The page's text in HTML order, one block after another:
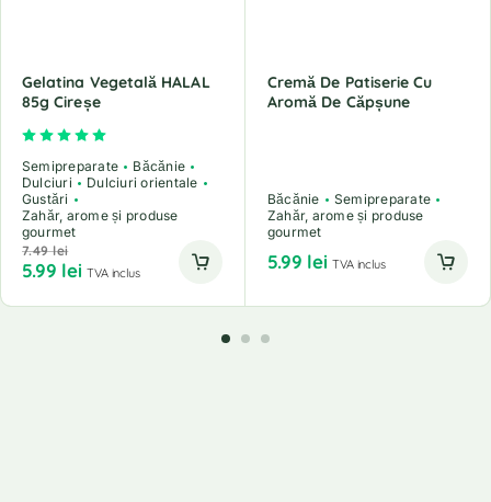
Gelatina Vegetală HALAL
85g Cireșe
Semipreparate
Băcănie
Dulciuri
Dulciuri orientale
Gustări
Zahăr, arome și produse
gourmet
7.49lei
5.99 lei TVA inclus
Cremă De Patiserie Cu
Aromă De Căpșune
Băcănie
Semipreparate
Zahăr, arome și produse
gourmet
5.99 lei TVA inclus